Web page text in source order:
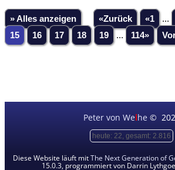
» Alles anzeigen «Zurück «1 ...
15
16 17 18 19 ... 114»
Peter von Weihe ©
heute: 22, gesamt: 2.816
Diese Website läuft mitThe Next Generation of
15.0.3, programmiert von Darrin